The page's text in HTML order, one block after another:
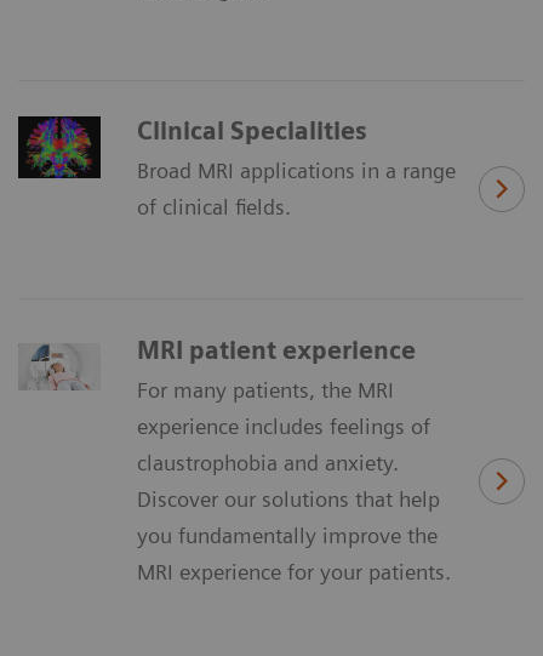
Clinical Specialities
Broad MRI applications in a range
of clinical fields.
MRI patient experience
For many patients, the MRI
experience includes feelings of
claustrophobia and anxiety.
Discover our solutions that help
you fundamentally improve the
MRI experience for your patients.